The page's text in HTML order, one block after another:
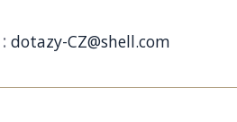
dotazy-CZ@shell.com